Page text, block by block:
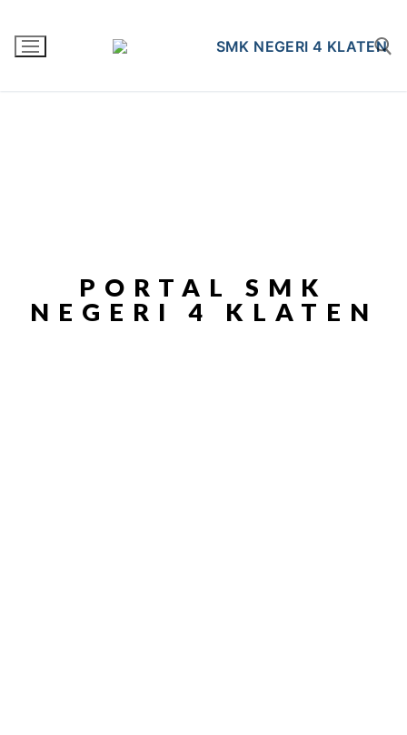
PORTAL SMK
NEGERI 4 KLATEN